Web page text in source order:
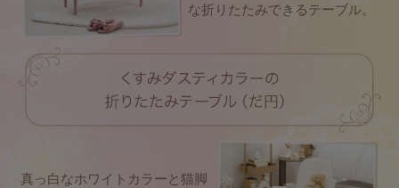
な折りたたみできるテーブル。
真っ白なホワイトカラーと猫脚